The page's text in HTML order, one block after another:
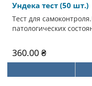
Ундека тест (50 шт.)
Тест для
патологических
360.00 ₴